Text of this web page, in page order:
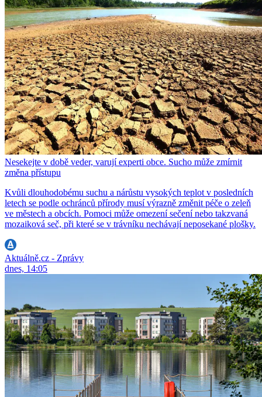
Nesekejte v době veder, varují experti obce. Sucho může zmírnit
změna přístupu
Kvůli dlouhodobému suchu a nárůstu vysokých teplot v posledních
letech se podle ochránců přírody musí výrazně změnit péče o zeleň
ve městech a obcích. Pomoci může omezení sečení nebo takzvaná
mozaiková seč, při které se v trávníku nechávají neposekané plošky.
Aktuálně.cz - Zprávy
dnes, 14:05